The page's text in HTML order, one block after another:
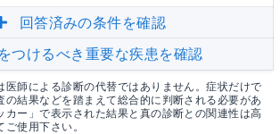
回答済みの条件を確認
つけるべき重要な疾患を確認
医師による診断の代替ではありません。症状だけで
の結果などを踏まえて総合的に判断される必要があ
カー」で表示された結果と真の診断との関連性は高
ご使用下さい。